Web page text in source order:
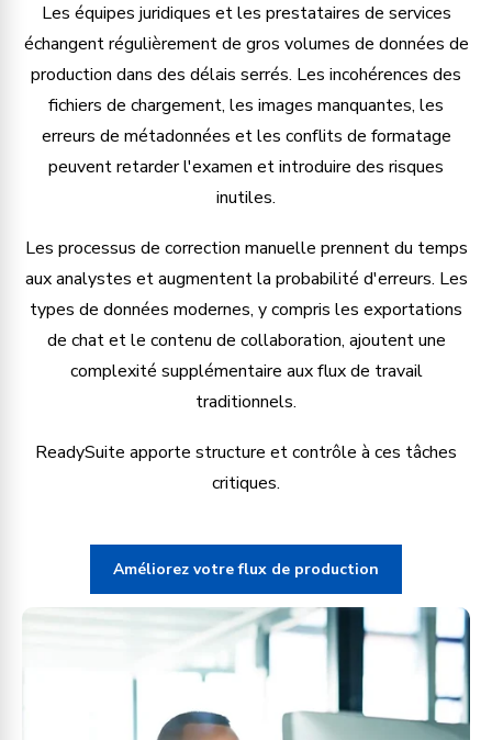
Les équipes juridiques et les prestataires de services
échangent régulièrement de gros volumes de données de
production dans des délais serrés. Les incohérences des
fichiers de chargement, les images manquantes, les
erreurs de métadonnées et les conflits de formatage
peuvent retarder l'examen et introduire des risques
inutiles.
Les processus de correction manuelle prennent du temps
aux analystes et augmentent la probabilité d'erreurs. Les
types de données modernes, y compris les exportations
de chat et le contenu de collaboration, ajoutent une
complexité supplémentaire aux flux de travail
traditionnels.
ReadySuite apporte structure et contrôle à ces tâches
critiques.
Améliorez votre flux de production